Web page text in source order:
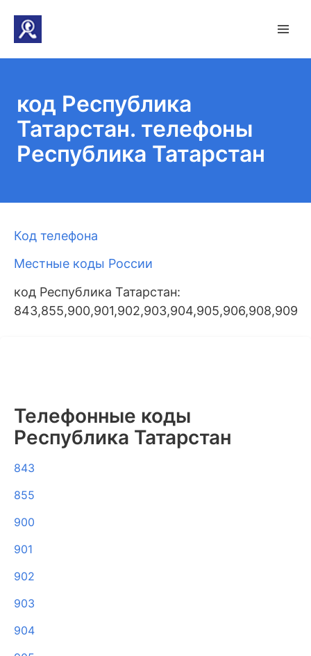
код Республика
Татарстан. телефоны
Республика Татарстан
Код телефона
Местные коды России
код Республика Татарстан:
Телефонные коды
Республика Татарстан
843
855
900
901
902
903
904